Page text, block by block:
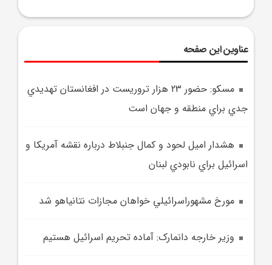
عناوین این صفحه
مسکو: حضور 23 هزار تروريست در افغانستان تهديدي
جدي براي منطقه و جهان است
هشدار اميل لحود و کمال جنبلاط درباره نقشه آمريکا و
اسرائيل براي نابودي لبنان
مورخ مشهوراسرائيلي خواهان مجازات نتانياهو شد
وزير خارجه دانمارک: آماده تحريم اسرائيل هستيم